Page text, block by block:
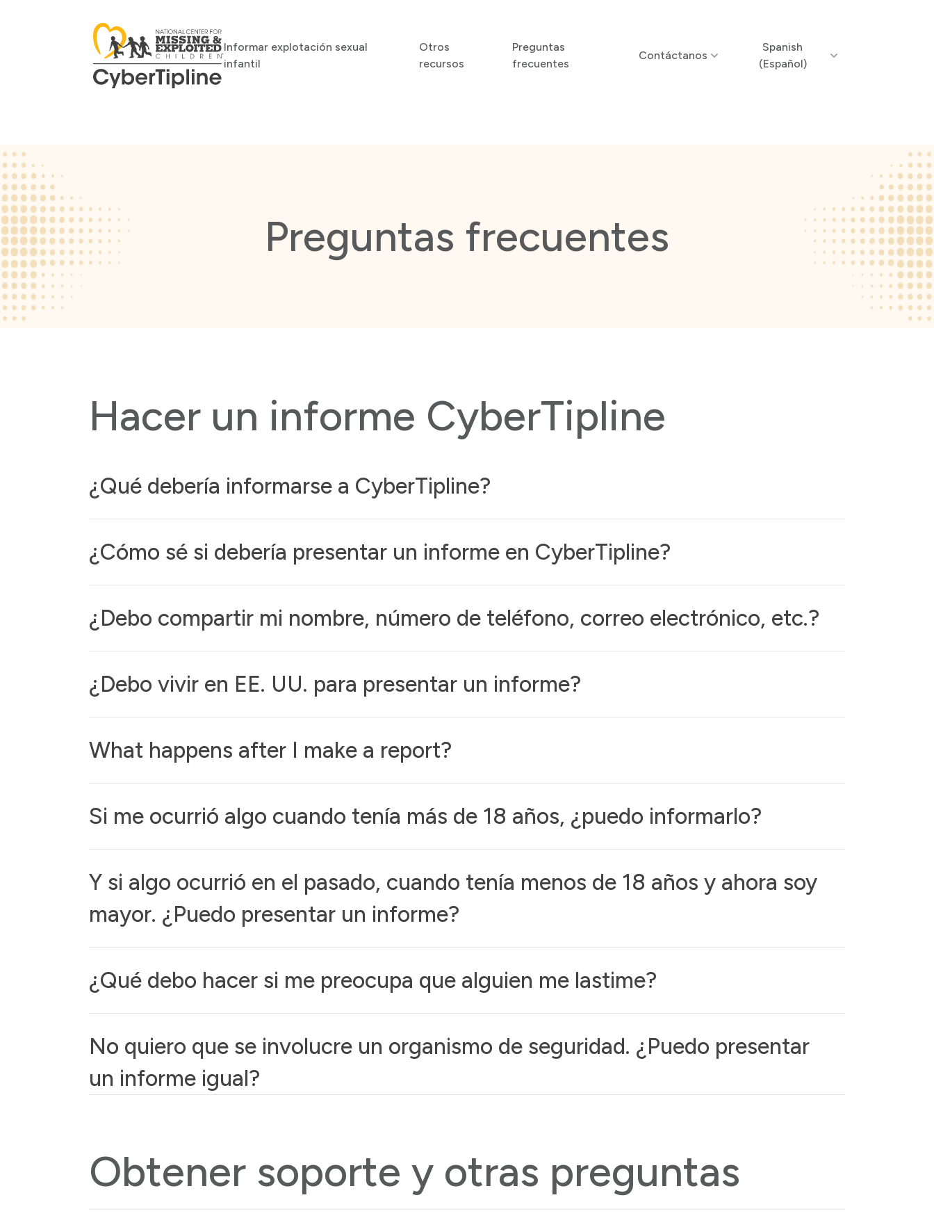
Informar explotación sexual
infantil
Otros
recursos
Preguntas
frecuentes
Contáctanos
Spanish
(Español)
Preguntas frecuentes
Hacer un informe CyberTipline
¿Qué debería informarse a CyberTipline?
¿Cómo sé si debería presentar un informe en CyberTipline?
¿Debo compartir mi nombre, número de teléfono, correo electrónico, etc.?
¿Debo vivir en EE. UU. para presentar un informe?
What happens after I make a report?
Si me ocurrió algo cuando tenía más de 18 años, ¿puedo informarlo?
Y si algo ocurrió en el pasado, cuando tenía menos de 18 años y ahora soy
mayor. ¿Puedo presentar un informe?
¿Qué debo hacer si me preocupa que alguien me lastime?
No quiero que se involucre un organismo de seguridad. ¿Puedo presentar
un informe igual?
Obtener soporte y otras preguntas